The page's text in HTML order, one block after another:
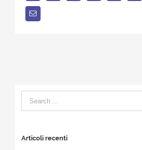
Email
Search
for:
Articoli recenti